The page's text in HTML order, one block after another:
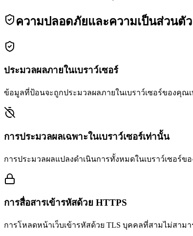
ความปลอดภัยและความเป็นส่วนตัว
ประมวลผลภายในเบราว์เซอร์
ข้อมูลที่ป้อนจะถูกประมวลผลภายในเบราว์เซอร์ของคุณ
การประมวลผลเฉพาะในเบราว์เซอร์เท่านั้น
การประมวลผลแปลงดำเนินการทั้งหมดในเบราว์เซอร์
การสื่อสารเข้ารหัสด้วย HTTPS
การโหลดหน้าเว็บเข้ารหัสด้วย TLS บุคคลที่สามไม่สาม